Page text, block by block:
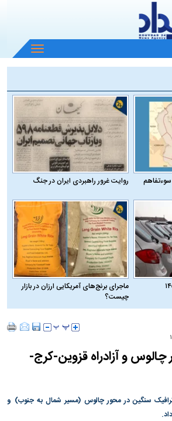
باز
و
منو
روایت غرور راهبردی ایران در جنگ
ماجرای برنج‌های آمریکایی ارزان در بازار
چیست؟
و آزادراه قزوین-کرج-
ترافیک سنگین در محور چالوس (مسیر شمال به جنوب) و